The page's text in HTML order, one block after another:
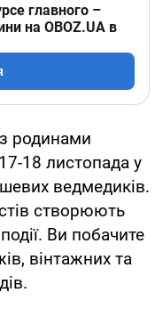
главного –
на OBOZ.UA в
родинами
18 листопада у
ведмедиків.
створюють
Ви побачите
вінтажних та